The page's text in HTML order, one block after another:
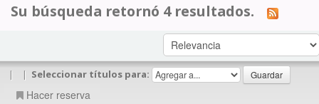
Su búsqueda retornó 4 resultados.
| | Seleccionar títulos para:
Hacer reserva